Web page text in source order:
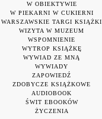
W OBIEKTYWIE
W PIEKARNI W CUKIERNI
WARSZAWSKIE TARGI KSIĄŻKI
WIZYTA W MUZEUM
WSPOMNIENIE
WYTROP KSIĄŻKĘ
WYWIAD ZE MNĄ
WYWIADY
ZAPOWIEDŹ
ZDOBYCZE KSIĄŻKOWE
AUDIOBOOK
ŚWIT EBOOKÓW
ŻYCZENIA